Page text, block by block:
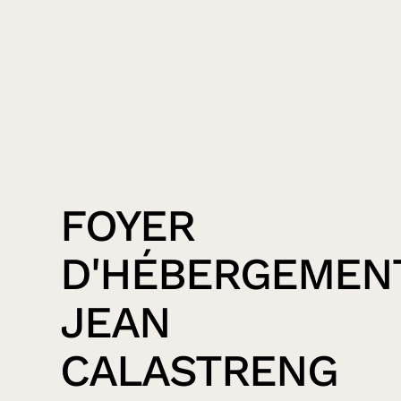
FOYER
JEAN
CALASTRENG